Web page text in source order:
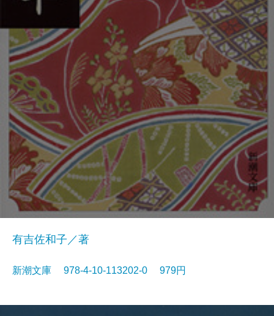
有吉佐和子／著
新潮文庫 978-4-10-113202-0 979円